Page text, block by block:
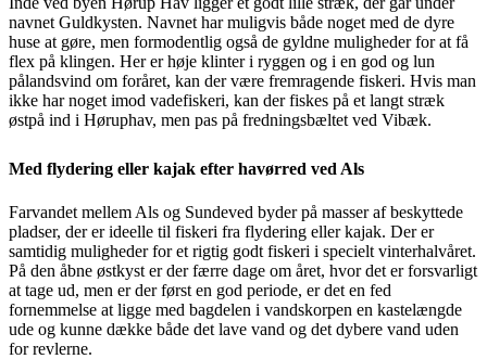
navnet Guldkysten. Navnet harmuligvis både noget med de dyre
huse at gøre, men formodentlig også de gyldne muligheder for at få
flex på klingen. Her er høje klinter i ryggen og i en god og lun
pålandsvind om foråret, kan dervære fremragende fiskeri. Hvis man
ikke har noget imod vadefiskeri, kan der fiskes på et langt stræk
østpå ind i Høruphav, men pas på fredningsbæltet ved Vibæk.
Med flydering eller kajak efter havørred ved Als
Farvandet mellem Als og Sundeved byder på masser af beskyttede
pladser, der er ideelle til fiskeri fra flydering eller kajak. Der er
samtidig muligheder for et rigtig godt fiskeri i specielt vinterhalvåret.
På den åbne østkyst er der færre dage om året, hvor det er forsvarligt
at tage ud, men er der først en god periode, er det en fed
fornemmelse at ligge med bagdelen i vandskorpen en kastelængde
ude og kunne dække både det lave vand og det dybere vand uden
for revlerne.